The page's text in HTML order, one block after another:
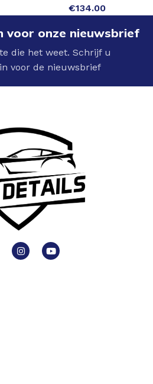
€134.00
voor onze nieuwsbrief
die het weet. Schrijf u
voor de nieuwsbrief